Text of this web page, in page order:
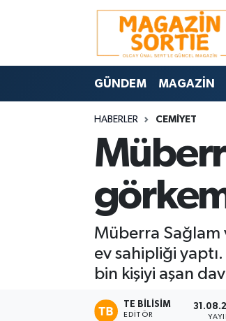
GÜNDEM MAGAZİN
HABERLER CEMİYET
Müberra Sağlam
ev sahipliği
bin kişiyi aşan
TE BILISIM
EDITÖR
Nöbetçi Eczaneler
Hava Durumu
Trafik Durumu
Süper Lig Puan Durumu ve Fikstür
Tüm Manşetler
Son Dakika Haberleri
Haber Arşivi